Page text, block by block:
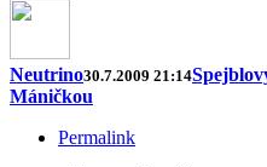
Neutrino30.7.2009 21:14
Máničkou
Permalink